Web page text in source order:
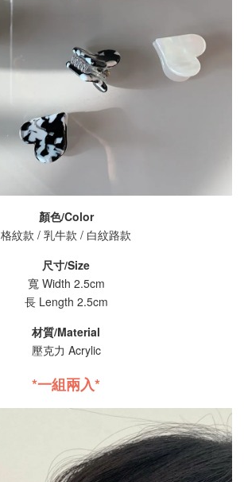
顏色/Color
格紋款 / 乳牛款 / 白紋路款
尺寸/Size
寬 Width 2.5cm
長 Length 2.5cm
材質/Material
壓克力 Acrylic
*一組兩入*